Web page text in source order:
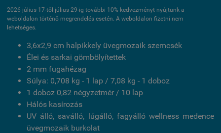
2026 július 17-től július 29-ig további 10% kedvezményt nyújtunk a
weboldalon történő megrendelés esetén. A weboldalon fizetni nem
lehetséges.
3,6x2,9 cm halpikkely üvegmozaik szemcsék
Élei és sarkai gömbölyítettek
2 mm fugahézag
Súlya: 0,708 kg - 1 lap / 7,08 kg - 1 doboz
1 doboz 0,82 négyzetmér / 10 lap
Hálós kasírozás
UV álló, saválló, lúgálló, fagyálló wellness medence
üvegmozaik burkolat